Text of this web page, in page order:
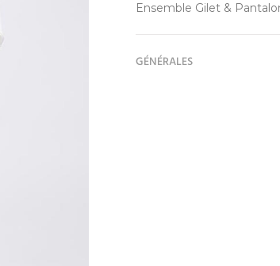
Ensemble Gilet &
GÉNÉRALES